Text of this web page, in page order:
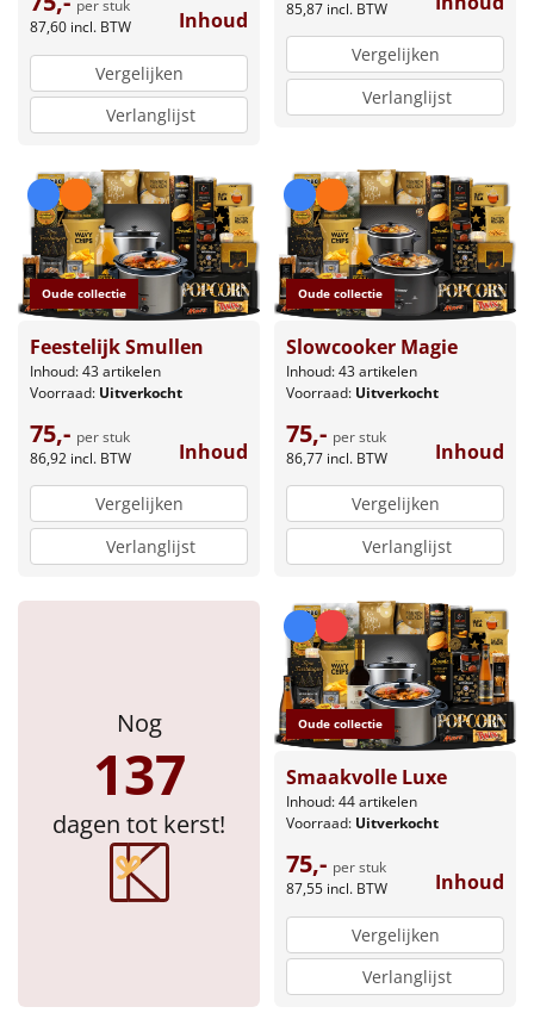
per stuk
87,60 incl. BTW Inhoud
Vergelijken
Verlanglijst
85,87 incl. BTW
Vergelijken
Verlanglijst
Oude collectie
Feestelijk Smullen
Inhoud: 43 artikelen
Voorraad: Uitverkocht
75,- per stuk
86,92 incl. BTW Inhoud
Vergelijken
Verlanglijst
Oude collectie
Slowcooker Magie
Inhoud: 43 artikelen
Voorraad: Uitverkocht
75,- per stuk
86,77 incl. BTW Inhoud
Vergelijken
Verlanglijst
Nog
137
dagen tot kerst!
Oude collectie
Smaakvolle Luxe
Inhoud: 44 artikelen
Voorraad: Uitverkocht
75,- per stuk
87,55 incl. BTW Inhoud
Vergelijken
Verlanglijst